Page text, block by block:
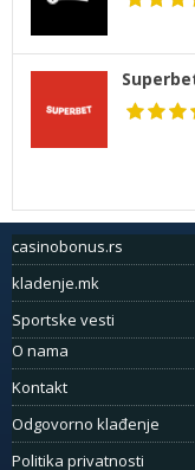
casinobonus.rs
kladenje.mk
Sportske vesti
O nama
Kontakt
Odgovorno klađenje
Politika privatnosti